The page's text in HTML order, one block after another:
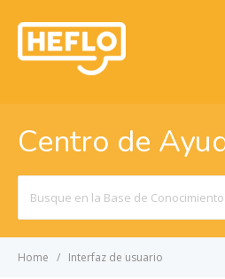
Centro de
For
Home Interfaz de usuario